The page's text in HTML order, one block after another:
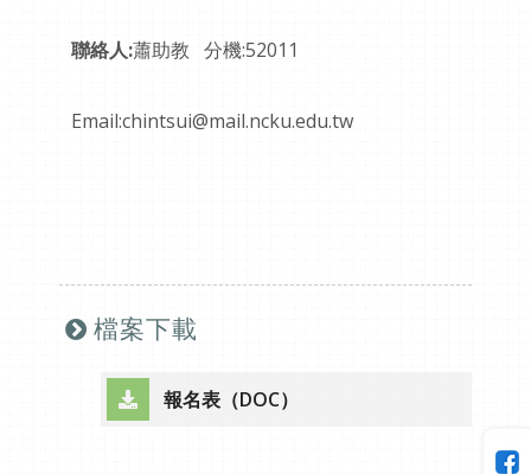
聯絡人:蕭助教 分機:52011
Email:chintsui@mail.ncku.edu.tw
檔案下載
報名表（DOC）
（另開新視窗）